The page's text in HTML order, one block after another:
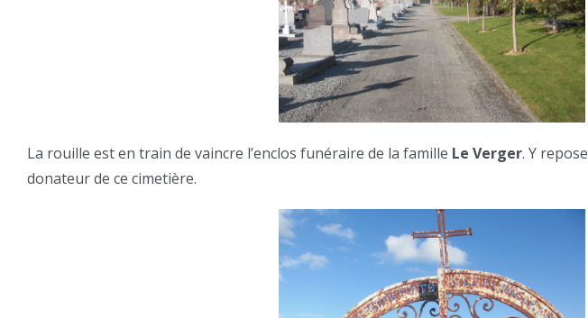
La rouille est en train de vaincre l’enclos funéraire de la famille Le Verger. Y repose
donateur de ce cimetière.